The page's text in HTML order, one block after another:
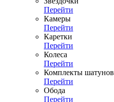
Перейти
Камеры
Перейти
Каретки
Перейти
Колеса
Перейти
Комплекты шатунов
Перейти
Обода
Перейти